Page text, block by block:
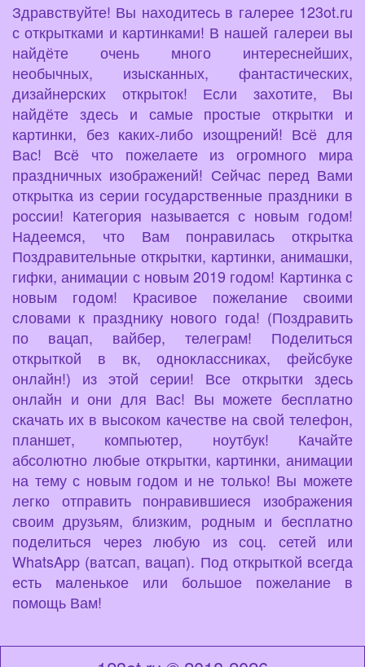
Здравствуйте! Вы находитесь в галерее 123ot.ru
с открытками и картинками! В нашей галереи вы
найдёте очень много интереснейших,
необычных, изысканных, фантастических,
дизайнерских открыток! Если захотите, Вы
найдёте здесь и самые простые открытки и
картинки, без каких-либо изощрений! Всё для
Вас! Всё что пожелаете из огромного мира
праздничных изображений! Сейчас перед Вами
открытка из серии государственные праздники в
россии! Категория называется с новым годом!
Надеемся, что Вам понравилась открытка
Поздравительные открытки, картинки, анимашки,
гифки, анимации с новым 2019 годом! Картинка с
новым годом! Красивое пожелание своими
словами к празднику нового года! (Поздравить
по вацап, вайбер, телеграм! Поделиться
открыткой в вк, одноклассниках, фейсбуке
онлайн!) из этой серии! Все открытки здесь
онлайн и они для Вас! Вы можете бесплатно
скачать их в высоком качестве на свой телефон,
планшет, компьютер, ноутбук! Качайте
абсолютно любые открытки, картинки, анимации
на тему с новым годом и не только! Вы можете
легко отправить понравившиеся изображения
своим друзьям, близким, родным и бесплатно
поделиться через любую из соц. сетей или
WhatsApp (ватсап, вацап). Под открыткой всегда
есть маленькое или большое пожелание в
помощь Вам!